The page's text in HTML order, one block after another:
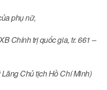
phụ nữ,
Chính trị quốc gia, tr. 661 –
Chủ tịch Hồ Chí Minh)